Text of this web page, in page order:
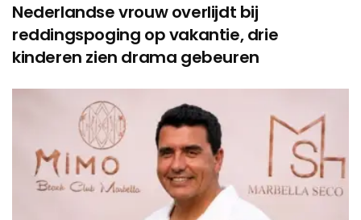
Nederlandse vrouw overlijdt bij
reddingspoging op vakantie, drie
kinderen zien drama gebeuren